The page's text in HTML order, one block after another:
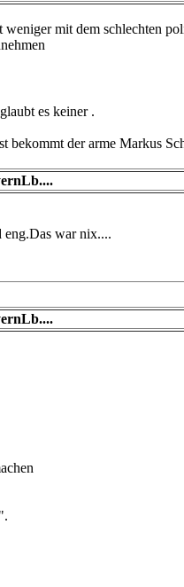
mit dem schlechten
glaubt es keiner .
bekommt der arme Markus
eng.Das war nix....